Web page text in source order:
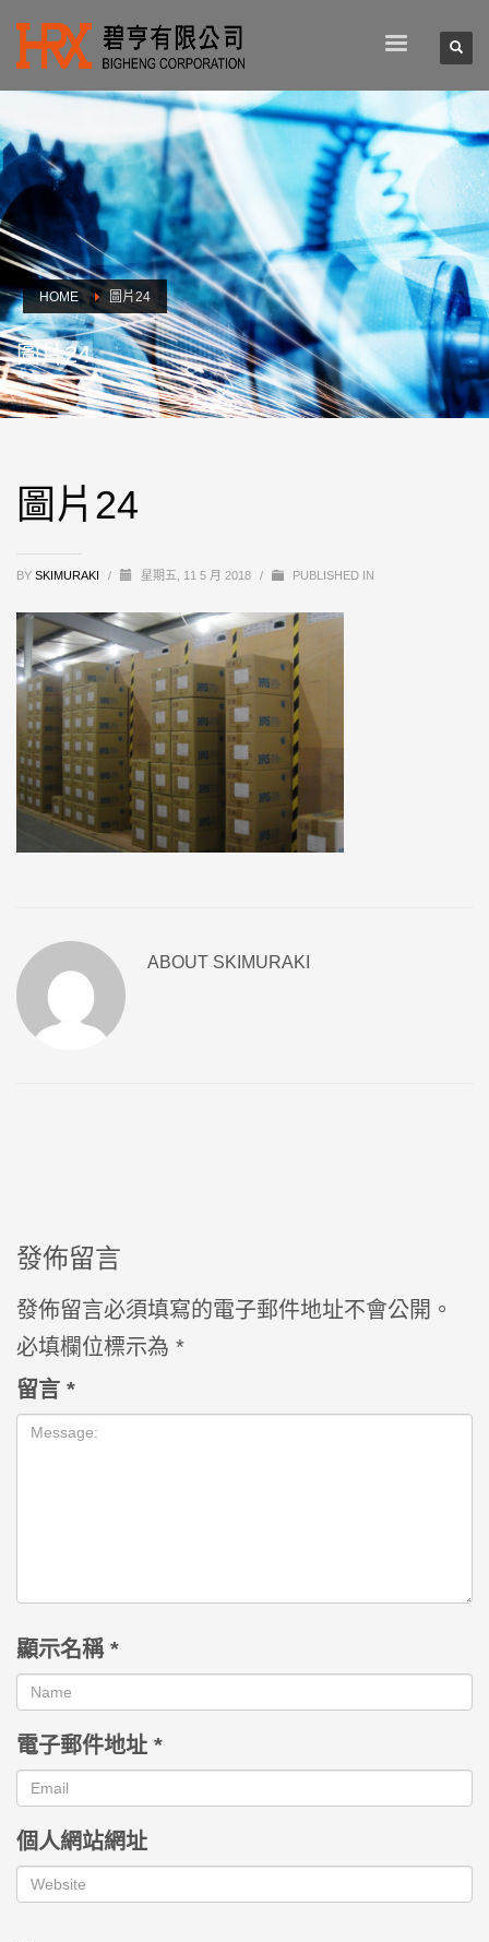
HOME 圖片24
圖片24
圖片24
BY SKIMURAKI / 星期五, 11 5 月 2018 / PUBLISHED IN
ABOUT SKIMURAKI
發佈留言
發佈留言必須填寫的電子郵件地址不會公開。
必填欄位標示為 *
留言 *
顯示名稱 *
電子郵件地址 *
個人網站網址